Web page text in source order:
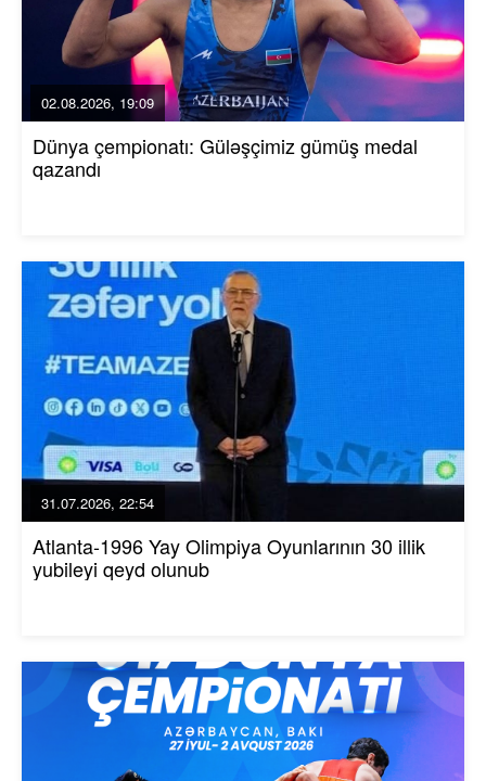
02.08.2026, 19:09
Dünya çempionatı: Güləşçimiz gümüş medal
qazandı
31.07.2026, 22:54
Atlanta-1996 Yay Olimpiya Oyunlarının 30 illik
yubileyi qeyd olunub